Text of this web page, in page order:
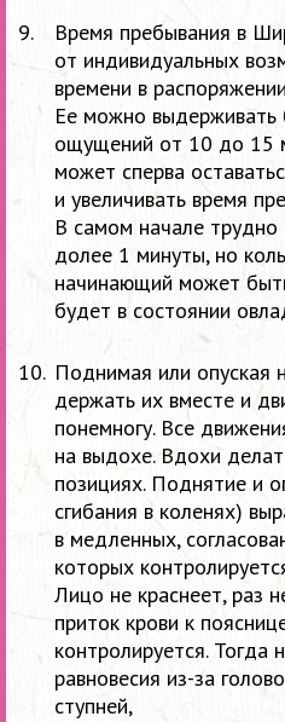
Время пребывания в
от индивидуальных
времени в
Ее можно выдерживать
ощущений от 10 до 15
может сперва
и увеличивать время
В самом начале трудно
долее 1 минуты, но
начинающий может
будет в состоянии
Поднимая или опуская
держать их вместе и
понемногу. Все
на выдохе. Вдохи
позициях. Поднятие и
сгибания в коленях)
в медленных,
которых
Лицо не краснеет, раз
приток крови к
контролируется. Тогда
равновесия из-за
ступней,